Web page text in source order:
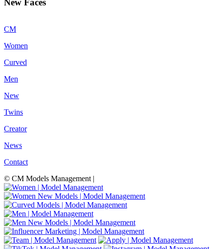
New Faces
CM
Women
Curved
Men
New
Twins
Creator
News
Contact
© CM Models Management |